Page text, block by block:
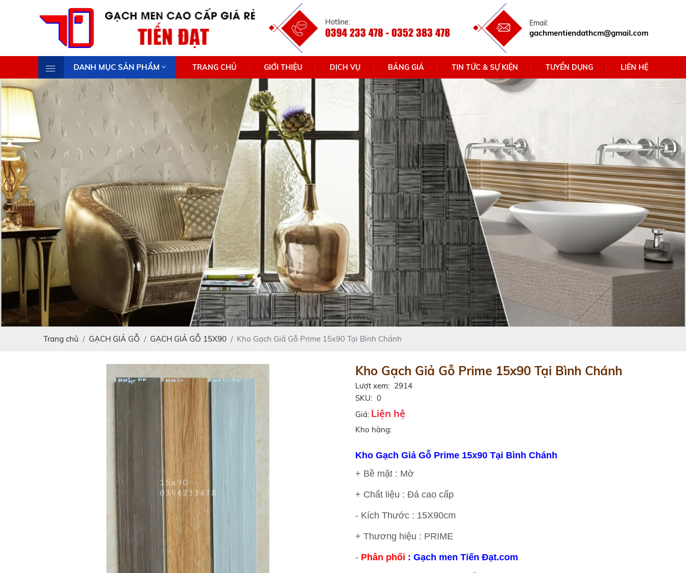
Hotline:
0394 233 478 - 0352 383 478
Email:
gachmentiendathcm@gmail.com
DANH MỤC SẢN PHẨM TRANG CHỦ GIỚI THIỆU DỊCH VỤ BẢNG GIÁ TIN TỨC & SỰ KIỆN TUYỂN DỤNG LIÊN HỆ
Trang chủ GẠCH GIẢ GỖ GẠCH GIẢ GỖ 15X90 Kho Gạch Giả Gỗ Prime 15x90 Tại Bình Chánh
Kho Gạch Giả Gỗ Prime 15x90 Tại Bình Chánh
Lượt xem: 2914
SKU: 0
Giá: Liện hệ
Kho hàng:
Kho Gạch Giả Gỗ Prime 15x90 Tại Bình Chánh
+ Bề mặt : Mờ
+ Chất liệu : Đá cao cấp
- Kích Thước : 15X90cm
+ Thương hiệu : PRIME
- Phân phối : Gạch men Tiến Đạt.com